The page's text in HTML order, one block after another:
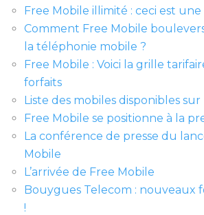
Free Mobile illimité : ceci est
Comment Free Mobile
la téléphonie mobile ?
Free Mobile : Voici la grille
forfaits
Liste des mobiles disponibles
Free Mobile se positionne à la
La conférence de presse du
Mobile
L’arrivée de Free Mobile
Bouygues Telecom : nouveaux
!